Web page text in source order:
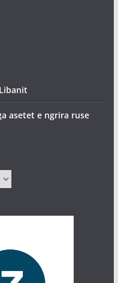
asetet e ngrira ruse